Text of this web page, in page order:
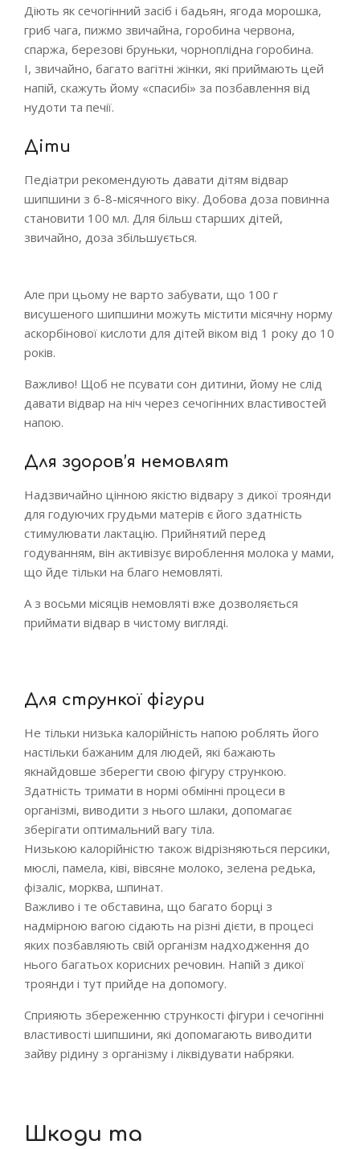
Діють як сечогінний засіб і бадьян, ягода морошка,
гриб чага, пижмо звичайна, горобина червона,
спаржа, березові бруньки, чорноплідна горобина.
І, звичайно, багато вагітні жінки, які приймають цей
напій, скажуть йому «спасибі» за позбавлення від
нудоти та печії.
Діти
Педіатри рекомендують давати дітям відвар
шипшини з 6-8-місячного віку. Добова доза повинна
становити 100 мл. Для більш старших дітей,
звичайно, доза збільшується.
Але при цьому не варто забувати, що 100 г
висушеного шипшини можуть містити місячну норму
аскорбінової кислоти для дітей віком від 1 року до 10
років.
Важливо! Щоб не псувати сон дитини, йому не слід
давати відвар на ніч через сечогінних властивостей
напою.
Для здоров’я немовлят
Надзвичайно цінною якістю відвару з дикої троянди
для годуючих грудьми матерів є його здатність
стимулювати лактацію. Прийнятий перед
годуванням, він активізує вироблення молока у мами,
що йде тільки на благо немовляті.
А з восьми місяців немовляті вже дозволяється
приймати відвар в чистому вигляді.
Для стрункої фігури
Не тільки низька калорійність напою роблять його
настільки бажаним для людей, які бажають
якнайдовше зберегти свою фігуру стрункою.
Здатність тримати в нормі обмінні процеси в
організмі, виводити з нього шлаки, допомагає
зберігати оптимальний вагу тіла.
Низькою калорійністю також відрізняються персики,
мюслі, памела, ківі, вівсяне молоко, зелена редька,
фізаліс, морква, шпинат.
Важливо і те обставина, що багато борці з
надмірною вагою сідають на різні дієти, в процесі
яких позбавляють свій організм надходження до
нього багатьох корисних речовин. Напій з дикої
троянди і тут прийде на допомогу.
Сприяють збереженню стрункості фігури і сечогінні
властивості шипшини, які допомагають виводити
зайву рідину з організму і ліквідувати набряки.
Шкоди та